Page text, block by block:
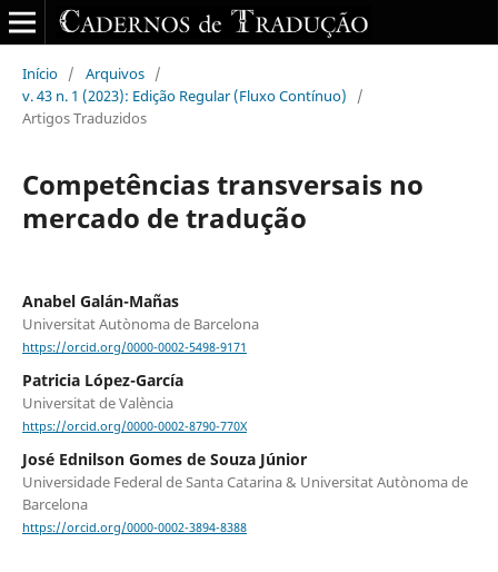
Início / Arquivos /
v. 43 n. 1 (2023): Edição Regular (Fluxo Contínuo)
/
Artigos Traduzidos
Competências transversais no
mercado de tradução
Anabel Galán-Mañas
Universitat Autònoma de Barcelona
https://orcid.org/0000-0002-5498-9171
Patricia López-García
Universitat de València
https://orcid.org/0000-0002-8790-770X
José Ednilson Gomes de Souza Júnior
Universidade Federal de Santa Catarina & Universitat Autònoma de
Barcelona
https://orcid.org/0000-0002-3894-8388